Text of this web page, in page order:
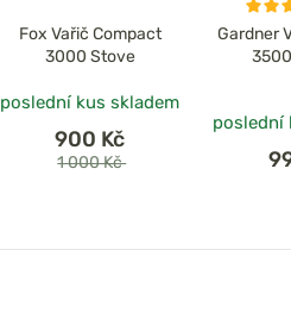
Fox Vařič Compact
3000 Stove
poslední kus skladem
900 Kč
1 000 Kč
Gardner
poslední